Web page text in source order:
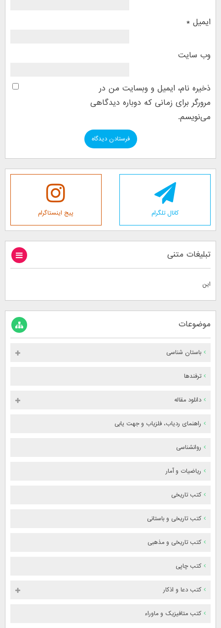
ایمیل *
وب‌ سایت
ذخیره نام، ایمیل و وبسایت من در
مرورگر برای زمانی که دوباره دیدگاهی
می‌نویسم.
کانال تلگرام پیج اینستاگرام
تبلیغات متنی
این
موضوعات
باستان شناسی
ترفندها
دانلود مقاله
راهنمای ردیاب، فلزیاب و جهت یابی
روانشناسی
ریاضیات و آمار
کتب تاریخی
کتب تاریخی و باستانی
کتب تاریخی و مذهبی
کتب چاپی
کتب دعا و اذکار
کتب متافیزیک و ماوراء